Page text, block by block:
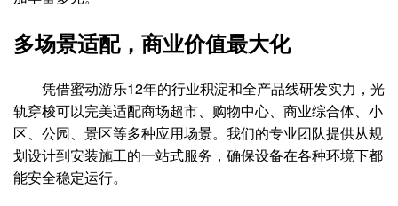
多场景适配，商业价值最大化
凭借蜜动游乐12年的行业积淀和全产品线研发实力，光
轨穿梭可以完美适配商场超市、购物中心、商业综合体、小
区、公园、景区等多种应用场景。我们的专业团队提供从规
划设计到安装施工的一站式服务，确保设备在各种环境下都
能安全稳定运行。